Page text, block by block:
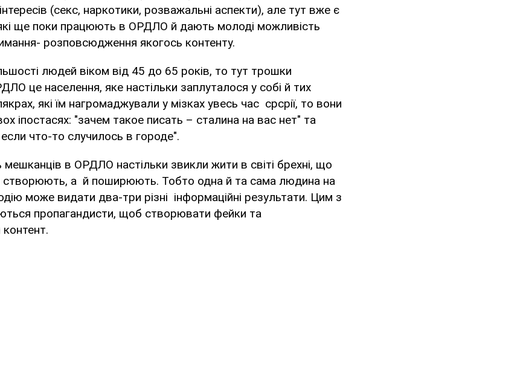
(секс, наркотики, розважальні аспекти), але тут вже є
які ще поки працюють в ОРДЛО й дають молоді можливість
розповсюдження якогось контенту.
людей віком від 45 до 65 років, то тут трошки
це населення, яке настільки заплуталося у собі й тих
які їм нагромаджували у мізках увесь час срсрії, то вони
іпостасях: "зачем такое писать – сталина на вас нет" та
что-то случилось в городе".
мешканців в ОРДЛО настільки звикли жити в світі брехні, що
створюють, а й поширюють. Тобто одна й та сама людина на
може видати два-три різні інформаційні результати. Цим з
пропагандисти, щоб створювати фейки та